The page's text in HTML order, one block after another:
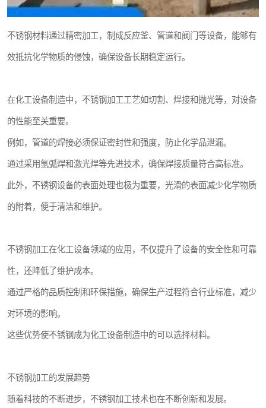
不锈钢材料通过精密加工，制成反应釜、管道和阀门等设备，能够有
效抵抗化学物质的侵蚀，确保设备长期稳定运行。
在化工设备制造中，不锈钢加工工艺如切割、焊接和抛光等，对设备
的性能至关重要。
例如，管道的焊接必须保证密封性和强度，防止化学品泄漏。
通过采用氩弧焊和激光焊等先进技术，确保焊接质量符合高标准。
此外，不锈钢设备的表面处理也极为重要，光滑的表面减少化学物质
的附着，便于清洁和维护。
不锈钢加工在化工设备领域的应用，不仅提升了设备的安全性和可靠
性，还降低了维护成本。
通过严格的品质控制和环保措施，确保生产过程符合行业标准，减少
对环境的影响。
这些优势使不锈钢成为化工设备制造中的可以选择材料。
不锈钢加工的发展趋势
随着科技的不断进步，不锈钢加工技术也在不断创新和发展。